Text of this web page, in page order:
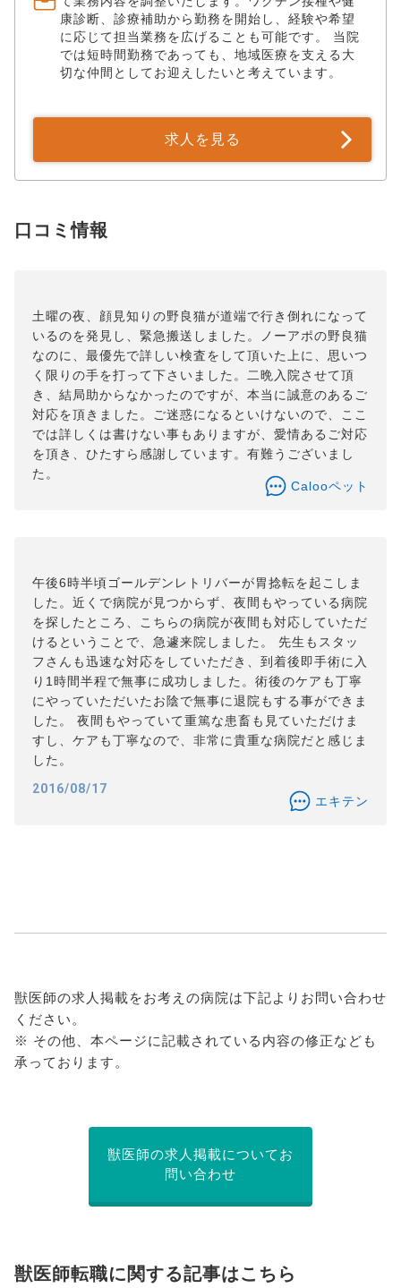
康診断、診療補助から勤務を開始し、経験や希望
に応じて担当業務を広げることも可能です。 当院
では短時間勤務であっても、地域医療を支える大
切な仲間としてお迎えしたいと考えています。
求人を見る
口コミ情報
土曜の夜、顔見知りの野良猫が道端で行き倒れになって
いるのを発見し、緊急搬送しました。ノーアポの野良猫
なのに、最優先で詳しい検査をして頂いた上に、思いつ
く限りの手を打って下さいました。二晩入院させて頂
き、結局助からなかったのですが、本当に誠意のあるご
対応を頂きました。ご迷惑になるといけないので、ここ
では詳しくは書けない事もありますが、愛情あるご対応
を頂き、ひたすら感謝しています。有難うございまし
た。
Calooペット
午後6時半頃ゴールデンレトリバーが胃捻転を起こしま
した。近くで病院が見つからず、夜間もやっている病院
を探したところ、こちらの病院が夜間も対応していただ
けるということで、急遽来院しました。 先生もスタッ
フさんも迅速な対応をしていただき、到着後即手術に入
り1時間半程で無事に成功しました。術後のケアも丁寧
にやっていただいたお陰で無事に退院もする事ができま
した。 夜間もやっていて重篤な患畜も見ていただけま
すし、ケアも丁寧なので、非常に貴重な病院だと感じま
した。
2016/08/17
エキテン
獣医師の求人掲載をお考えの病院は下記よりお問い合わせ
ください。
※ その他、本ページに記載されている内容の修正なども
承っております。
獣医師の求人掲載についてお
問い合わせ
獣医師転職に関する記事はこちら